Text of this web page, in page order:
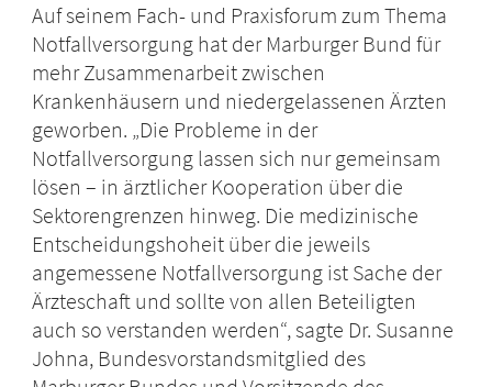
Auf seinem Fach- und Praxisforum zum Thema
Notfallversorgung hat der Marburger Bund für
mehr Zusammenarbeit zwischen
Krankenhäusern und niedergelassenen Ärzten
geworben. „Die Probleme in der
Notfallversorgung lassen sich nur gemeinsam
lösen – in ärztlicher Kooperation über die
Sektorengrenzen hinweg. Die medizinische
Entscheidungshoheit über die jeweils
angemessene Notfallversorgung ist Sache der
Ärzteschaft und sollte von allen Beteiligten
auch so verstanden werden“, sagte Dr. Susanne
Johna, Bundesvorstandsmitglied des